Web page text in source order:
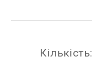
Кількість: